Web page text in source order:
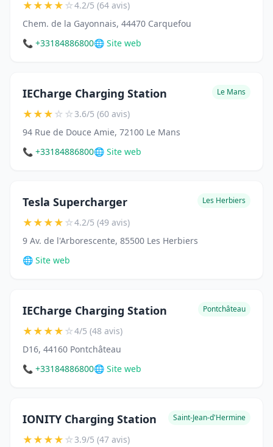
★★★★☆4.2/5 (64 avis)
Chem. de la Gayonnais, 44470 Carquefou
📞 +33184886800🌐 Site web
IECharge Charging Station Le Mans
★★★☆☆3.6/5 (60 avis)
94 Rue de Douce Amie, 72100 Le Mans
📞 +33184886800🌐 Site web
Tesla Supercharger Les Herbiers
★★★★☆4.2/5 (49 avis)
9 Av. de l'Arborescente, 85500 Les Herbiers
🌐 Site web
IECharge Charging Station Pontchâteau
★★★★☆4/5 (48 avis)
D16, 44160 Pontchâteau
📞 +33184886800🌐 Site web
IONITY Charging Station Saint-Jean-d'Hermine
★★★★☆3.9/5 (47 avis)